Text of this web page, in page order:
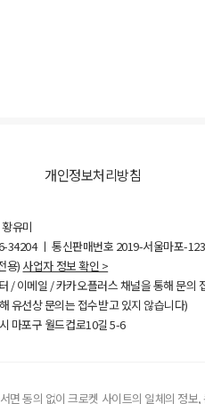
개인정보처리방침
유미
34204ㅣ 통신판매번호 2019-서울마포-
용) 사업자 정보 확인 >
/ 이메일 / 카카오플러스 채널을 통해 문의
유선상 문의는 접수받고 있지 않습니다)
마포구 월드컵로10길5-6
면 동의 없이 크로켓 사이트의 일체의 정